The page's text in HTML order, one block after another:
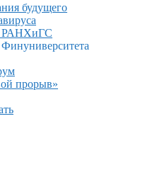
будущего
РАНХиГС
прорыв»